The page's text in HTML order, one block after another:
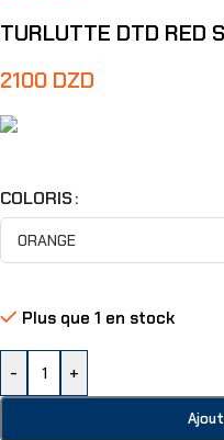
TURLUTTE DTD RED
2100 DZD
COLORIS
Plus que 1 en stock
- +